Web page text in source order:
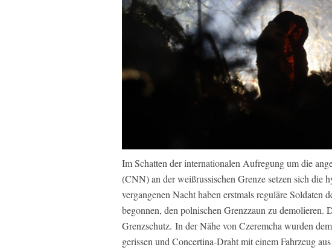
Im Schatten der internationalen Aufregung um die
(CNN) an der weißrussischen Grenze setzen sich die
vergangenen Nacht haben erstmals reguläre Soldaten
begonnen, den polnischen Grenzzaun zu demolieren.
Grenzschutz. In der Nähe von Czeremcha wurden
gerissen und Concertina-Draht mit einem Fahrzeug